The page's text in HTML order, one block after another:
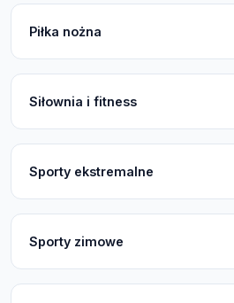
Piłka nożna
Siłownia i fitness
Sporty ekstremalne
Sporty zimowe